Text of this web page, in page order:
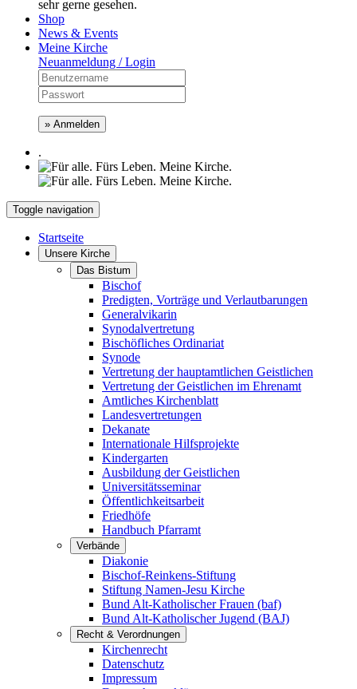
sehr gerne gesehen.
Shop
News & Events
Meine Kirche
Neuanmeldung / Login
» Anmelden
.
Toggle navigation
Startseite
Unsere Kirche
Das Bistum
Bischof
Predigten, Vorträge und Verlautbarungen
Generalvikarin
Synodalvertretung
Bischöfliches Ordinariat
Synode
Vertretung der hauptamtlichen Geistlichen
Vertretung der Geistlichen im Ehrenamt
Amtliches Kirchenblatt
Landesvertretungen
Dekanate
Internationale Hilfsprojekte
Kindergarten
Ausbildung der Geistlichen
Universitätsseminar
Öffentlichkeitsarbeit
Friedhöfe
Handbuch Pfarramt
Verbände
Diakonie
Bischof-Reinkens-Stiftung
Stiftung Namen-Jesu Kirche
Bund Alt-Katholischer Frauen (baf)
Bund Alt-Katholischer Jugend (BAJ)
Recht & Verordnungen
Kirchenrecht
Datenschutz
Impressum